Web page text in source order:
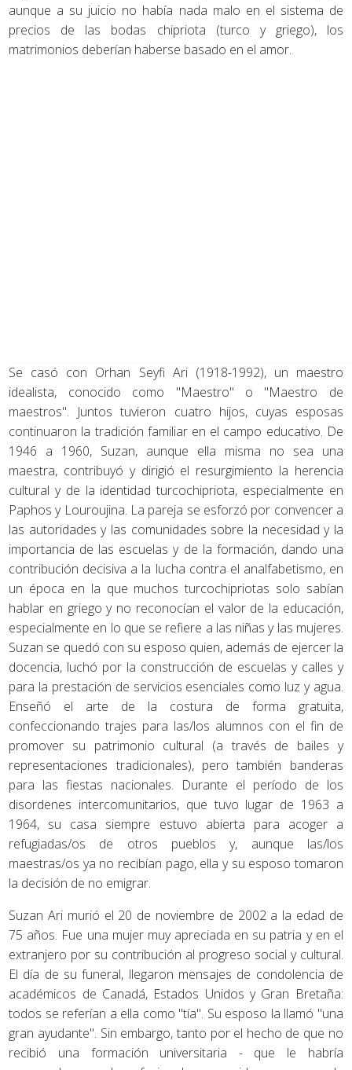
aunque a su juicio no había nada malo en el sistema de
precios de las bodas chipriota (turco y griego), los
matrimonios deberían haberse basado en el amor.
Se casó con Orhan Seyfi Ari (1918-1992), un maestro
idealista, conocido como "Maestro" o "Maestro de
maestros". Juntos tuvieron cuatro hijos, cuyas esposas
continuaron la tradición familiar en el campo educativo. De
1946 a 1960, Suzan, aunque ella misma no sea una
maestra, contribuyó y dirigió el resurgimiento la herencia
cultural y de la identidad turcochipriota, especialmente en
Paphos y Louroujina. La pareja se esforzó por convencer a
las autoridades y las comunidades sobre la necesidad y la
importancia de las escuelas y de la formación, dando una
contribución decisiva a la lucha contra el analfabetismo, en
un época en la que muchos turcochipriotas solo sabían
hablar en griego y no reconocían el valor de la educación,
especialmente en lo que se refiere a las niñas y las mujeres.
Suzan se quedó con su esposo quien, además de ejercer la
docencia, luchó por la construcción de escuelas y calles y
para la prestación de servicios esenciales como luz y agua.
Enseñó el arte de la costura de forma gratuita,
confeccionando trajes para las/los alumnos con el fin de
promover su patrimonio cultural (a través de bailes y
representaciones tradicionales), pero también banderas
para las fiestas nacionales. Durante el período de los
disordenes intercomunitarios, que tuvo lugar de 1963 a
1964, su casa siempre estuvo abierta para acoger a
refugiadas/os de otros pueblos y, aunque las/los
maestras/os ya no recibían pago, ella y su esposo tomaron
la decisión de no emigrar.
Suzan Ari murió el 20 de noviembre de 2002 a la edad de
75 años. Fue una mujer muy apreciada en su patria y en el
extranjero por su contribución al progreso social y cultural.
El día de su funeral, llegaron mensajes de condolencia de
académicos de Canadá, Estados Unidos y Gran Bretaña:
todos se referían a ella como "tía". Su esposo la llamó "una
gran ayudante". Sin embargo, tanto por el hecho de que no
recibió una formación universitaria - que le habría